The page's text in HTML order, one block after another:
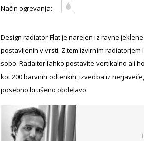
Način ogrevanja:
Design radiator Flat je narejen iz ravne
postavljenih v vrsti. Z tem izvirnim
sobo. Radaitor lahko postavite vertikalno ali
kot 200 barvnih odtenkih, izvedba iz
posebno brušeno obdelavo.